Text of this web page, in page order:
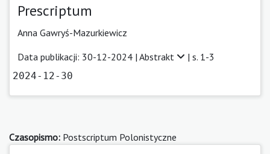
Prescriptum
Anna Gawryś-Mazurkiewicz
Data publikacji: 30-12-2024 | Abstrakt | s. 1-3
2024-12-30
Czasopismo: Postscriptum Polonistyczne